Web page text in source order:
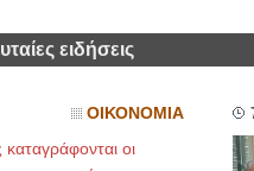
ειδήσεις
ΟΙΚΟΝΟΜΙΑ
καταγράφονται οι